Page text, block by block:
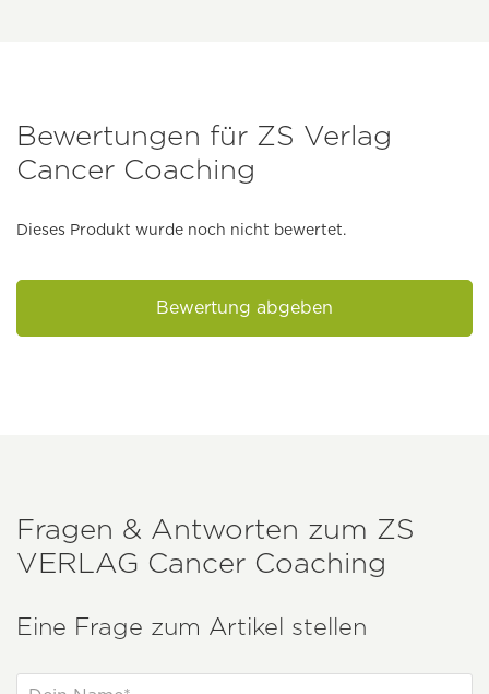
Bewertungen für ZS Verlag
Cancer Coaching
Dieses Produkt wurde noch nicht bewertet.
Bewertung abgeben
Fragen & Antworten zum ZS
VERLAG Cancer Coaching
Eine Frage zum Artikel stellen